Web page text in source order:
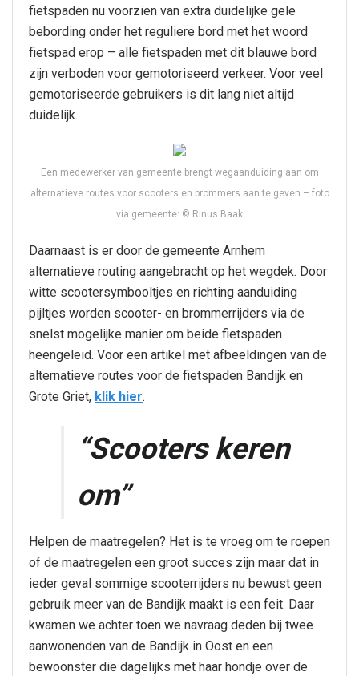
fietspaden nu voorzien van extra duidelijke gele
bebording onder het reguliere bord met het woord
fietspad erop – alle fietspaden met dit blauwe bord
zijn verboden voor gemotoriseerd verkeer. Voor veel
gemotoriseerde gebruikers is dit lang niet altijd
duidelijk.
Een medewerker van gemeente brengt wegaanduiding aan om
alternatieve routes voor scooters en brommers aan te geven – foto
via gemeente: © Rinus Baak
Daarnaast is er door de gemeente Arnhem
alternatieve routing aangebracht op het wegdek. Door
witte scootersymbooltjes en richting aanduiding
pijltjes worden scooter- en brommerrijders via de
snelst mogelijke manier om beide fietspaden
heengeleid. Voor een artikel met afbeeldingen van de
alternatieve routes voor de fietspaden Bandijk en
Grote Griet, klik hier.
“Scooters keren
om”
Helpen de maatregelen? Het is te vroeg om te roepen
of de maatregelen een groot succes zijn maar dat in
ieder geval sommige scooterrijders nu bewust geen
gebruik meer van de Bandijk maakt is een feit. Daar
kwamen we achter toen we navraag deden bij twee
aanwonenden van de Bandijk in Oost en een
bewoonster die dagelijks met haar hondje over de